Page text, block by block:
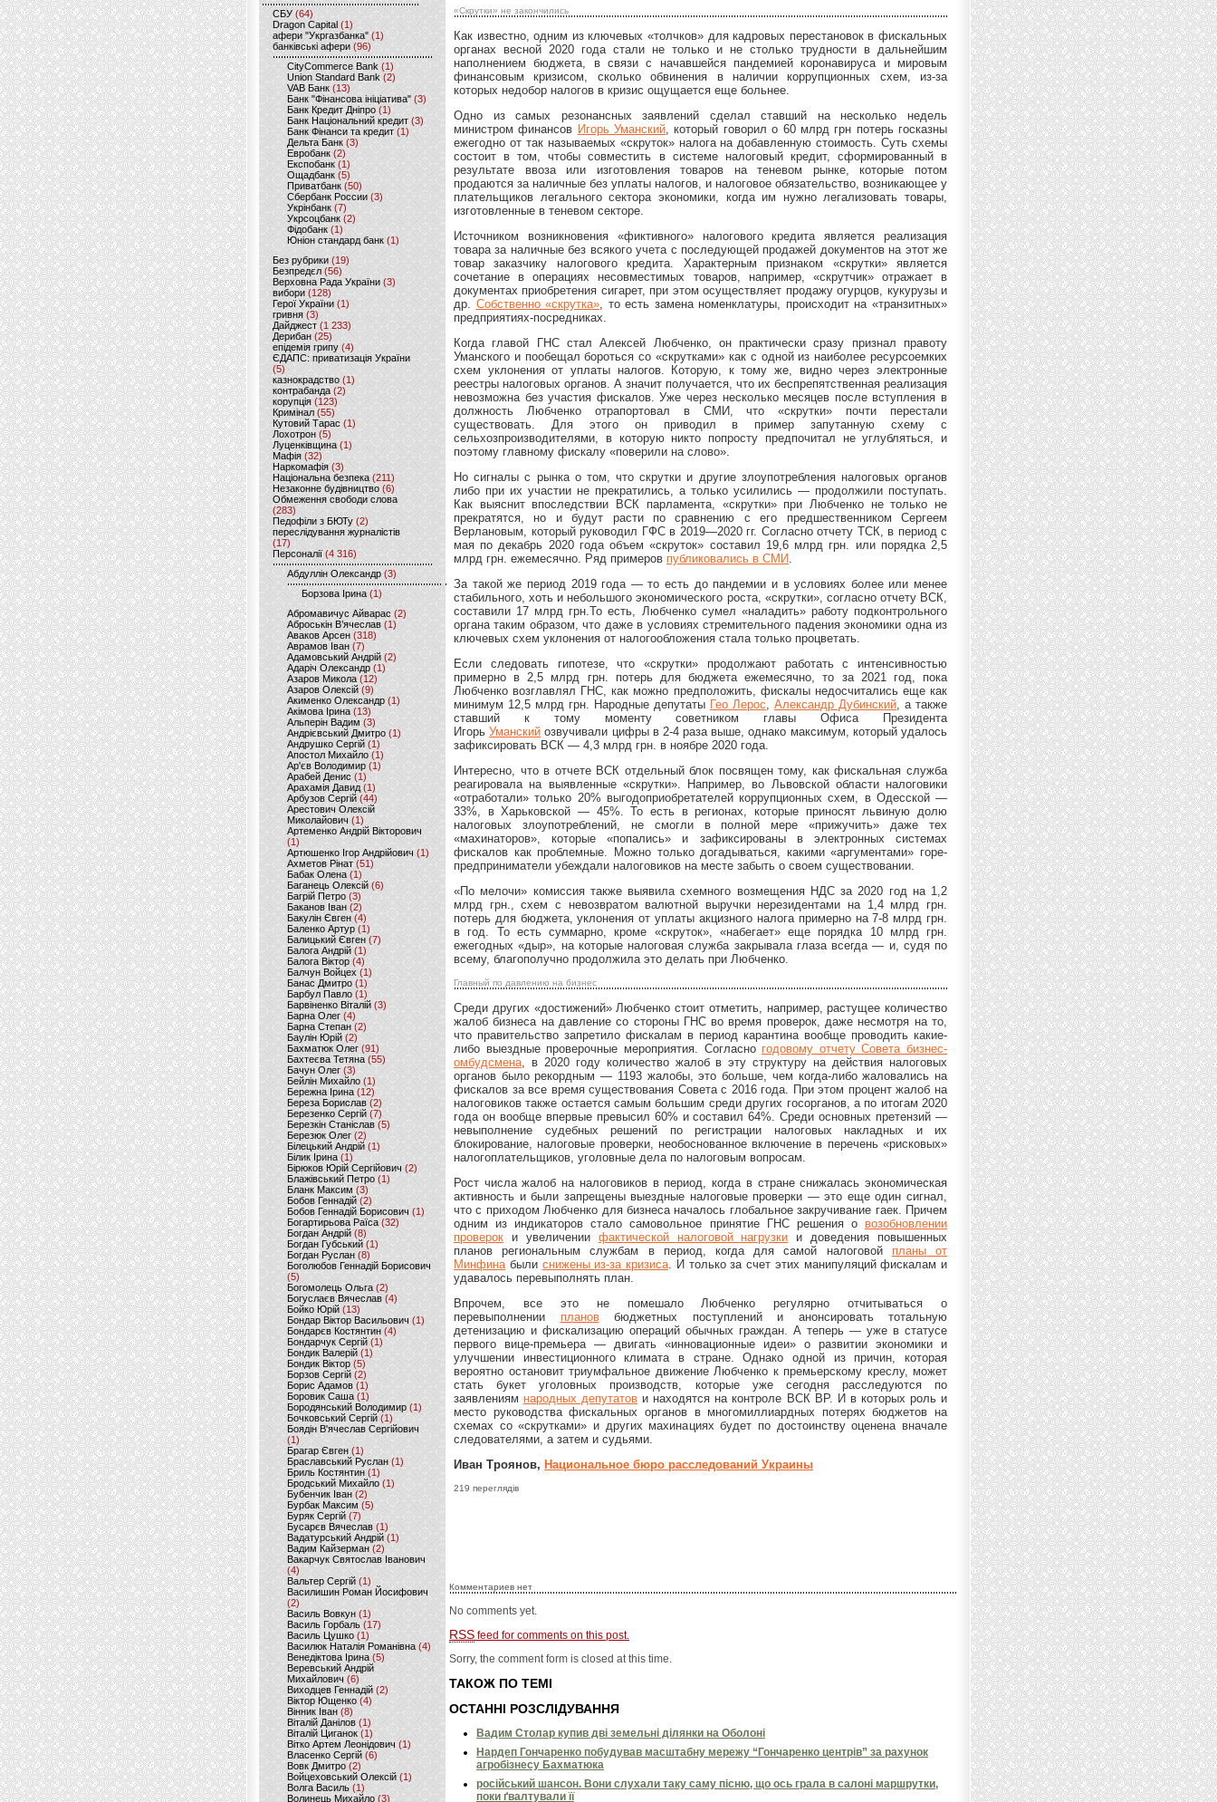
CБУ (64)
Dragon Capital (1)
афери "Укргазбанка" (1)
банківські афери (96)
CityCommerce Bank (1)
Union Standard Bank (2)
VAB Банк (13)
Банк "Фінансова ініціатива" (3)
Банк Кредит Дніпро (1)
Банк Національний кредит (3)
Банк Фінанси та кредит (1)
Дельта Банк (3)
Евробанк(2)
Експобанк (1)
Ощадбанк(5)
Приватбанк (50)
Сбербанк России (3)
Укрінбанк(7)
Укрсоцбанк (2)
Фідобанк (1)
Юніон стандард банк(1)
Без рубрики (19)
Безпредєл(56)
Верховна Рада України (3)
вибори(128)
Герої України(1)
гривня (3)
Дайджест (1 233)
Дерибан (25)
епідемія грипу (4)
ЄДАПС: приватизація України
(5)
казнокрадство (1)
контрабанда (2)
корупція (123)
Кримінал (55)
Кутовий Тарас (1)
Лохотрон(5)
Луценківщина (1)
Мафія (32)
Наркомафія (3)
Національна безпека (211)
Незаконне будівництво(6)
Обмеження свободи слова
(283)
Педофіли з БЮТу (2)
переслідування журналістів
(17)
Персоналії (4 316)
Абдуллін Олександр (3)
Борзова Ірина(1)
Абромавичус Айварас (2)
Аброськін В’ячеслав(1)
Аваков Арсен (318)
Аврамов Іван (7)
Адамовський Андрій(2)
Адаріч Олександр (1)
Азаров Микола (12)
Азаров Олексій (9)
Акименко Олександр(1)
Акімова Ірина(13)
Альперін Вадим (3)
Андрієвський Дмитро(1)
Андрушко Сергій(1)
Апостол Михайло(1)
Ар'єв Володимир (1)
Арабей Денис(1)
Арахамія Давид (1)
Арбузов Сергій (44)
Арестович Олексій
Миколайович(1)
Артеменко Андрій Вікторович
(1)
Артюшенко Ігор Андрійович(1)
Ахметов Рінат(51)
Бабак Олена(1)
Баганець Олексій(6)
Багрій Петро (3)
Баканов Іван(2)
Бакулін Євген (4)
Баленко Артур(1)
Балицький Євген(7)
Балога Андрій (1)
Балога Віктор (4)
Балчун Войцех (1)
Банас Дмитро (1)
Барбул Павло(1)
Барвіненко Віталій(3)
Барна Олег (4)
Барна Степан (2)
Баулін Юрій (2)
Бахматюк Олег (91)
Бахтеєва Тетяна(55)
Бачун Олег (3)
Бейлін Михайло (1)
Бережна Ірина(12)
Береза Борислав(2)
Березенко Сергій (7)
Березкін Станіслав (5)
Березюк Олег(2)
Білецький Андрій (1)
Білик Ірина (1)
Бірюков Юрій Сергійович (2)
Блажівський Петро (1)
Бланк Максим(3)
Бобов Геннадій (2)
Бобов Геннадій Борисович (1)
Богартирьова Раїса (32)
Богдан Андрій(8)
Богдан Губський (1)
Богдан Руслан(8)
Боголюбов Геннадій Борисович
(5)
Богомолець Ольга (2)
Богуслаєв Вячеслав (4)
Бойко Юрій (13)
Бондар Віктор Васильович (1)
Бондарєв Костянтин (4)
Бондарчук Сергій(1)
Бондик Валерій (1)
Бондик Віктор(5)
Борзов Сергiй (2)
Борис Адамов(1)
Боровик Саша (1)
Бородянський Володимир (1)
Бочковський Сергій (1)
Боядін В'ячеслав Сергійович
(1)
Брагар Євген (1)
Браславський Руслан (1)
Бриль Костянтин (1)
Бродський Михайло (1)
Бубенчик Іван(2)
Бурбак Максим (5)
Буряк Сергій (7)
Бусарєв Вячеслав (1)
Вадатурський Андрій (1)
Вадим Кайзерман (2)
Вакарчук Святослав Іванович
(4)
Вальтер Сергій (1)
Василишин Роман Йосифович
(2)
Василь Вовкун (1)
Василь Горбаль (17)
Василь Цушко (1)
Василюк Наталія Романівна (4)
Венедіктова Ірина(5)
Веревський Андрій
Михайлович (6)
Виходцев Геннадій (2)
Віктор Ющенко (4)
Вінник Іван (8)
Віталій Данілов (1)
Віталій Циганок (1)
Вітко Артем Леонідович(1)
Власенко Сергій (6)
Вовк Дмитро(2)
Войцеховський Олексій(1)
Волга Василь (1)
Волинець Михайло (3)
«Скрутки» не закончились
Как известно, одним из ключевых «толчков» для кадровых перестановок в фискальных
органах весной 2020 года стали не только и не столько трудности в дальнейшим
наполнением бюджета, в связи с начавшейся пандемией коронавируса и мировым
финансовым кризисом, сколько обвинения в наличии коррупционных схем, из-за
которых недобор налогов в кризис ощущается еще больнее.
Одно из самых резонансных заявлений сделал ставший на несколько недель
министром финансов Игорь Уманский, который говорил о 60 млрд грн потерь госказны
ежегодно от так называемых «скруток» налога на добавленную стоимость. Суть схемы
состоит в том, чтобы совместить в системе налоговый кредит, сформированный в
результате ввоза или изготовления товаров на теневом рынке, которые потом
продаются за наличные без уплаты налогов, и налоговое обязательство, возникающее у
плательщиков легального сектора экономики, когда им нужно легализовать товары,
изготовленные в теневом секторе.
Источником возникновения «фиктивного» налогового кредита является реализация
товара за наличные без всякого учета с последующей продажей документов на этот же
товар заказчику налогового кредита. Характерным признаком «скрутки» является
сочетание в операциях несовместимых товаров, например, «скрутчик» отражает в
документах приобретения сигарет, при этом осуществляет продажу огурцов, кукурузы и
др. Собственно «скрутка», то есть замена номенклатуры, происходит на «транзитных»
предприятиях-посредниках.
Когда главой ГНС стал Алексей Любченко, он практически сразу признал правоту
Уманского и пообещал бороться со «скрутками» как с одной из наиболее ресурсоемких
схем уклонения от уплаты налогов. Которую, к тому же, видно через электронные
реестры налоговых органов. А значит получается, что их беспрепятственная реализация
невозможна без участия фискалов. Уже через несколько месяцев после вступления в
должность Любченко отрапортовал в СМИ, что «скрутки» почти перестали
существовать. Для этого он приводил в пример запутанную схему с
сельхозпроизводителями, в которую никто попросту предпочитал не углубляться, и
поэтому главному фискалу «поверили на слово».
Но сигналы с рынка о том, что скрутки и другие злоупотребления налоговых органов
либо при их участии не прекратились, а только усилились — продолжили поступать.
Как выяснит впоследствии ВСК парламента, «скрутки» при Любченко не только не
прекратятся, но и будут расти по сравнению с его предшественником Сергеем
Верлановым, который руководил ГФС в 2019—2020 гг. Согласно отчету ТСК, в период с
мая по декабрь 2020 года объем «скруток» составил 19,6 млрд грн. или порядка 2,5
млрд грн. ежемесячно. Ряд примеров публиковались в СМИ.
За такой же период 2019 года — то есть до пандемии и в условиях более или менее
стабильного, хоть и небольшого экономического роста, «скрутки», согласно отчету ВСК,
составили 17 млрд грн.То есть, Любченко сумел «наладить» работу подконтрольного
органа таким образом, что даже в условиях стремительного падения экономики одна из
ключевых схем уклонения от налогообложения стала только процветать.
Если следовать гипотезе, что «скрутки» продолжают работать с интенсивностью
примерно в 2,5 млрд грн. потерь для бюджета ежемесячно, то за 2021 год, пока
Любченко возглавлял ГНС, как можно предположить, фискалы недосчитались еще как
минимум 12,5 млрд грн. Народные депутаты Гео Лерос, Александр Дубинский, а также
ставший к тому моменту советником главы Офиса Президента
ИгорьУманский озвучивали цифры в 2-4 раза выше, однако максимум, который удалось
зафиксировать ВСК — 4,3 млрд грн. в ноябре 2020 года.
Интересно, что в отчете ВСК отдельный блок посвящен тому, как фискальная служба
реагировала на выявленные «скрутки». Например, во Львовской области налоговики
«отработали» только 20% выгодоприобретателей коррупционных схем, в Одесской —
33%, в Харьковской — 45%. То есть в регионах, которые приносят львиную долю
налоговых злоупотреблений, не смогли в полной мере «прижучить» даже тех
«махинаторов», которые «попались» и зафиксированы в электронных системах
фискалов как проблемные. Можно только догадываться, какими «аргументами» горе-
предприниматели убеждали налоговиков на месте забыть о своем существовании.
«По мелочи» комиссия также выявила схемного возмещения НДС за 2020 год на 1,2
млрд грн., схем с невозвратом валютной выручки нерезидентами на 1,4 млрд грн.
потерь для бюджета, уклонения от уплаты акцизного налога примерно на 7-8 млрд грн.
в год. То есть суммарно, кроме «скруток», «набегает» еще порядка 10 млрд грн.
ежегодных «дыр», на которые налоговая служба закрывала глаза всегда — и, судя по
всему, благополучно продолжила это делать при Любченко.
Главный по давлению на бизнес
Среди других «достижений» Любченко стоит отметить, например, растущее количество
жалоб бизнеса на давление со стороны ГНС во время проверок, даже несмотря на то,
что правительство запретило фискалам в период карантина вообще проводить какие-
либо выездные проверочные мероприятия. Согласно годовому отчету Совета бизнес-
омбудсмена, в 2020 году количество жалоб в эту структуру на действия налоговых
органов было рекордным — 1193 жалобы, это больше, чем когда-либо жаловались на
фискалов за все время существования Совета с 2016 года. При этом процент жалоб на
налоговиков также остается самым большим среди других госорганов, а по итогам 2020
года он вообще впервые превысил 60% и составил 64%. Среди основных претензий —
невыполнение судебных решений по регистрации налоговых накладных и их
блокирование, налоговые проверки, необоснованное включение в перечень «рисковых»
налогоплательщиков, уголовные дела по налоговым вопросам.
Рост числа жалоб на налоговиков в период, когда в стране снижалась экономическая
активность и были запрещены выездные налоговые проверки — это еще один сигнал,
что с приходом Любченко для бизнеса началось глобальное закручивание гаек. Причем
одним из индикаторов стало самовольное принятие ГНС решения о возобновлении
проверок и увеличении фактической налоговой нагрузки и доведения повышенных
планов региональным службам в период, когда для самой налоговой планы от
Минфинабыли снижены из-за кризиса. И только за счет этих манипуляций фискалам и
удавалось перевыполнять план.
Впрочем, все это не помешало Любченко регулярно отчитываться о
перевыполнении плановбюджетных поступлений и анонсировать тотальную
детенизацию и фискализацию операций обычных граждан. А теперь — уже в статусе
первого вице-премьера — двигать «инновационные идеи» о развитии экономики и
улучшении инвестиционного климата в стране. Однако одной из причин, которая
вероятно остановит триумфальное движение Любченко к премьерскому креслу, может
стать букет уголовных производств, которые уже сегодня расследуются по
заявлениям народных депутатов и находятся на контроле ВСК ВР. И в которых роль и
место руководства фискальных органов в многомиллиардных потерях бюджетов на
схемах со «скрутками» и других махинациях будет по достоинству оценена вначале
следователями, а затем и судьями.
Иван Троянов, Национальное бюро расследований Украины
219 переглядів
Комментариев нет
No comments yet.
RSS feed for comments on this post.
Sorry, the comment form is closed at this time.
ТАКОЖ ПО ТЕМІ
ОСТАННІ РОЗСЛІДУВАННЯ
Вадим Столар купив дві земельні ділянки на Оболоні
Нардеп Гончаренко побудував масштабну мережу “Гончаренко центрів” за рахунок
агробізнесу Бахматюка
російський шансон. Вони слухали таку саму пісню, що ось грала в салоні маршрутки,
поки ґвалтували її